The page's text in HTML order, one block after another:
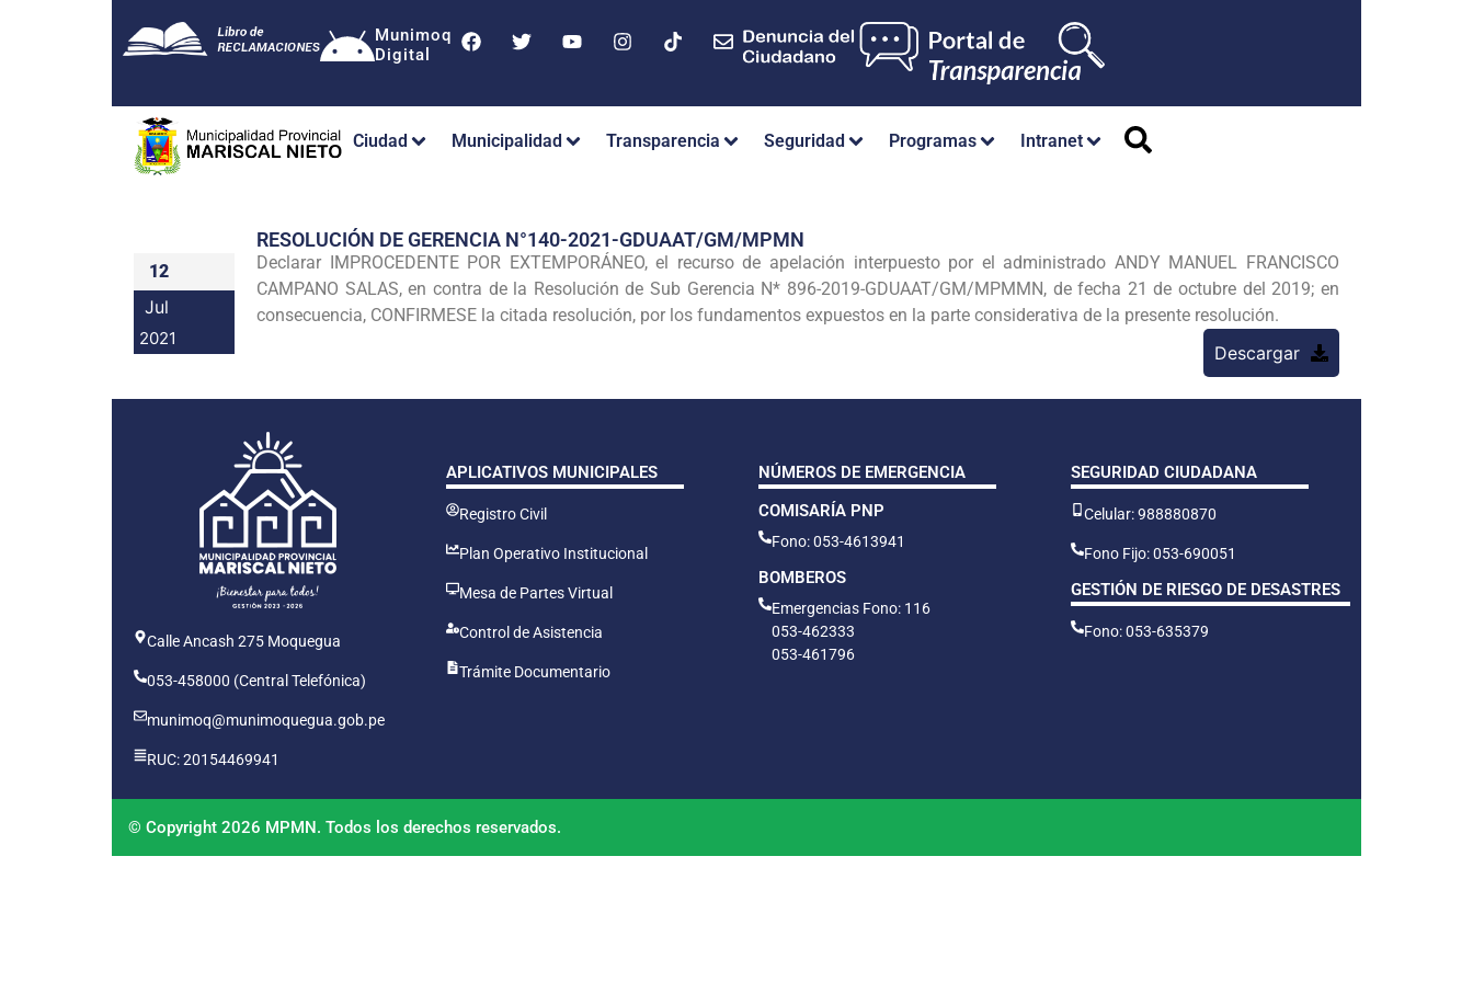
Munimoq
Digital
Ciudad Municipalidad Transparencia Seguridad Programas Intranet
12
Jul
2021
RESOLUCIÓN DE GERENCIA N°140-2021-GDUAAT/GM/MPMN
Declarar IMPROCEDENTE POR EXTEMPORÁNEO, el recurso de apelación interpuesto por el administrado ANDY MANUEL FRANCISCO
CAMPANO SALAS, en contra de la Resolución de Sub Gerencia N* 896-2019-GDUAAT/GM/MPMMN, de fecha 21 de octubre del 2019; en
consecuencia, CONFIRMESE la citada resolución, por los fundamentos expuestos en la parte considerativa de la presente resolución.
Descargar
Calle Ancash 275 Moquegua
053-458000 (Central Telefónica)
munimoq@munimoquegua.gob.pe
RUC: 20154469941
APLICATIVOS MUNICIPALES
Registro Civil
Plan Operativo Institucional
Mesa de Partes Virtual
Control de Asistencia
Trámite Documentario
NÚMEROS DE EMERGENCIA
COMISARÍA PNP
Fono: 053-4613941
BOMBEROS
Emergencias Fono: 116
053-462333
053-461796
SEGURIDAD CIUDADANA
Celular: 988880870
Fono Fijo: 053-690051
GESTIÓN DE RIESGO DE DESASTRES
Fono: 053-635379
© Copyright 2026 MPMN. Todos los derechos reservados.